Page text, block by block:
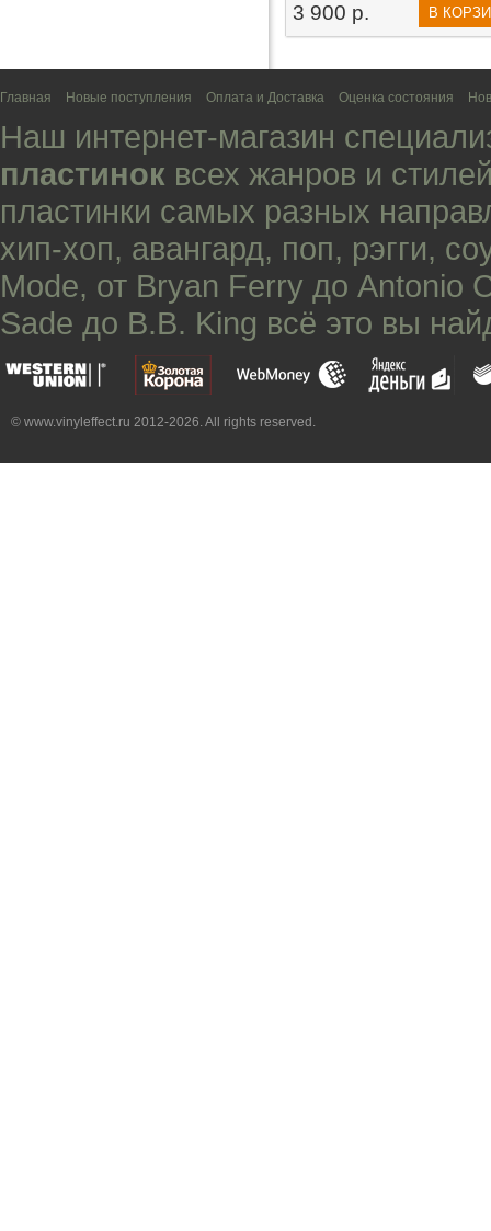
3 900 р. В
Главная Новые поступления Оплата и Доставка Оценка состояния
Наш интернет-магазин
пластинок всех жанров и
пластинки самых разных
хип-хоп, авангард, поп, рэгги,
Mode, от Bryan Ferry до Antonio
Sade до B.B. King всё это вы
© www.vinyleffect.ru 2012-2026. All rights reserved.